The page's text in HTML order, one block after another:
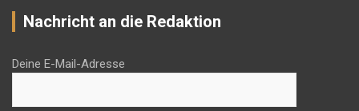
Nachricht an die Redaktion
Deine E-Mail-Adresse